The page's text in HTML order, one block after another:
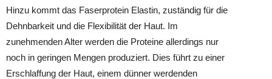
Hinzu kommt das Faserprotein Elastin, zuständig für die
Dehnbarkeit und die Flexibilität der Haut. Im
zunehmenden Alter werden die Proteine allerdings nur
noch in geringen Mengen produziert. Dies führt zu einer
Erschlaffung der Haut, einem dünner werdenden